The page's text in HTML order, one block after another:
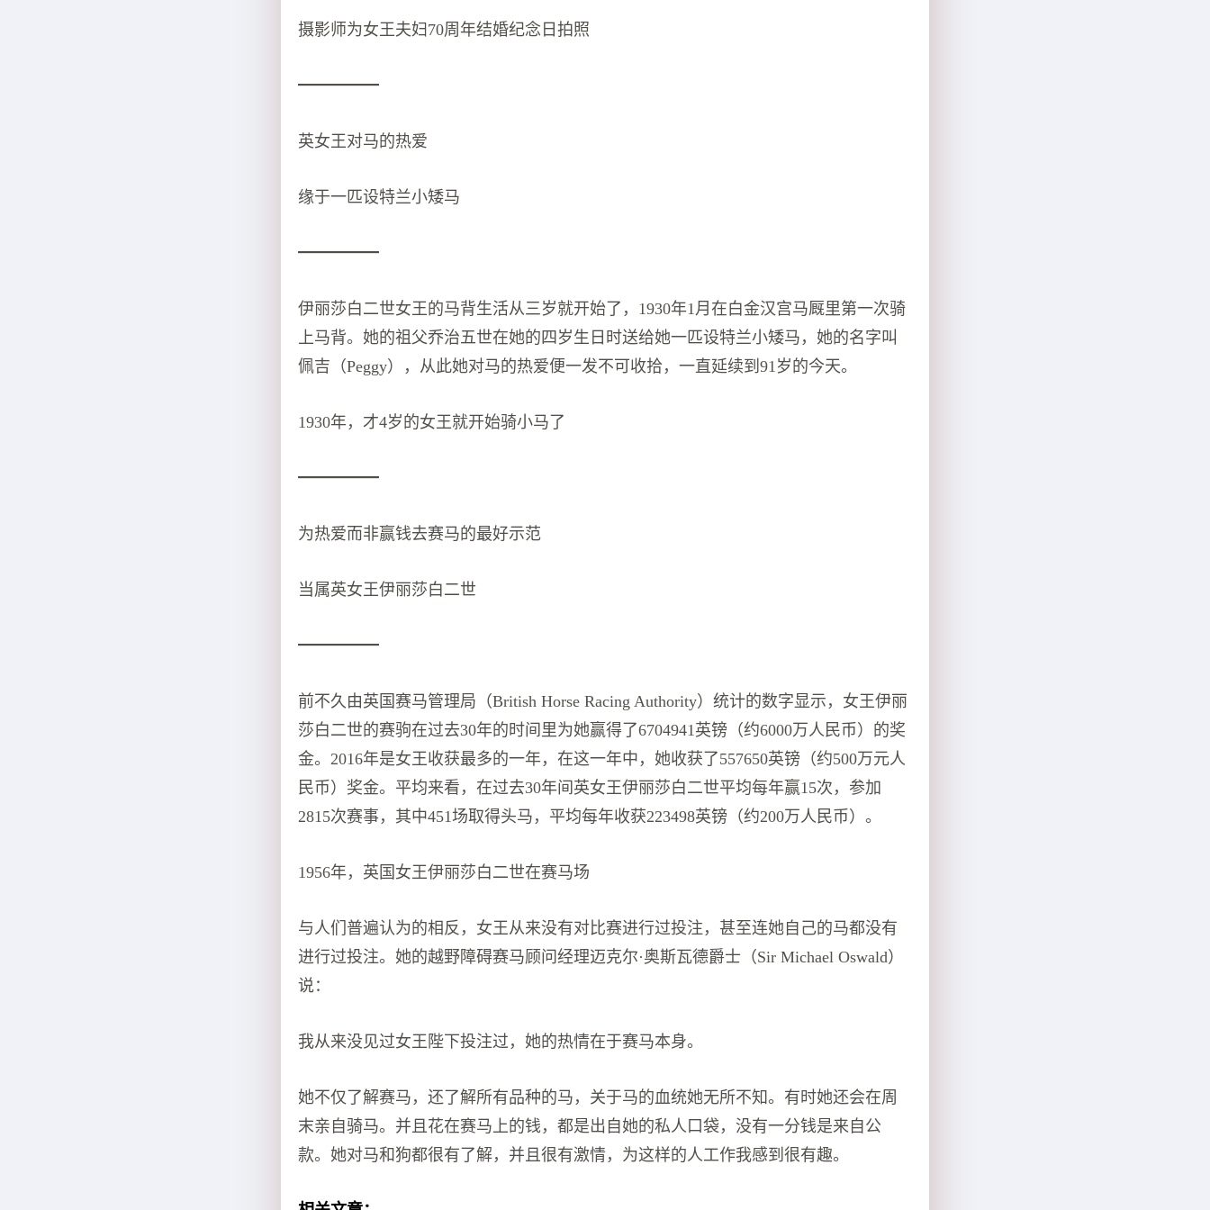
摄影师为女王夫妇70周年结婚纪念日拍照
━━━━━
英女王对马的热爱
缘于一匹设特兰小矮马
━━━━━
伊丽莎白二世女王的马背生活从三岁就开始了，1930年1月在白金汉宫马厩里第一次骑
上马背。她的祖父乔治五世在她的四岁生日时送给她一匹设特兰小矮马，她的名字叫
佩吉（Peggy），从此她对马的热爱便一发不可收拾，一直延续到91岁的今天。
1930年，才4岁的女王就开始骑小马了
━━━━━
为热爱而非赢钱去赛马的最好示范
当属英女王伊丽莎白二世
━━━━━
前不久由英国赛马管理局（British Horse Racing Authority）统计的数字显示，女王伊丽
莎白二世的赛驹在过去30年的时间里为她赢得了6704941英镑（约6000万人民币）的奖
金。2016年是女王收获最多的一年，在这一年中，她收获了557650英镑（约500万元人
民币）奖金。平均来看，在过去30年间英女王伊丽莎白二世平均每年赢15次，参加
2815次赛事，其中451场取得头马，平均每年收获223498英镑（约200万人民币）。
1956年，英国女王伊丽莎白二世在赛马场
与人们普遍认为的相反，女王从来没有对比赛进行过投注，甚至连她自己的马都没有
进行过投注。她的越野障碍赛马顾问经理迈克尔·奥斯瓦德爵士（Sir Michael Oswald）
说：
我从来没见过女王陛下投注过，她的热情在于赛马本身。
她不仅了解赛马，还了解所有品种的马，关于马的血统她无所不知。有时她还会在周
末亲自骑马。并且花在赛马上的钱，都是出自她的私人口袋，没有一分钱是来自公
款。她对马和狗都很有了解，并且很有激情，为这样的人工作我感到很有趣。